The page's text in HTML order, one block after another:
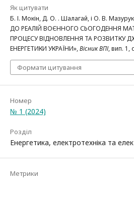
Як цитувати
Б. І. Мокін, Д. О. . Шалагай, і О. В.
ДО РЕАЛІЙ ВОЄННОГО СЬОГОДЕННЯ
ПРОЦЕСУ ВІДНОВЛЕННЯ ТА РОЗВИТКУ
ЕНЕРГЕТИКИ УКРАЇНИ»,Вісник ВПІ, вип. 1,
Формати цитування
Номер
№ 1 (2024)
Розділ
Енергетика, електротехніка та
Метрики